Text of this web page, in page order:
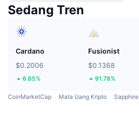
Sedang Tren
Cardano
$0.2006
6.65%
Fusionist
$0.1368
91.78%
CoinMarketCap Mata Uang Kripto Sapphire